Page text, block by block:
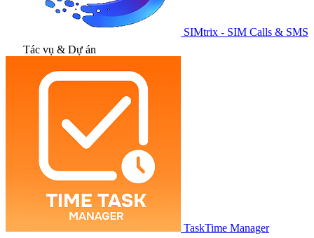
SIMtrix - SIM Calls & SMS
Tác vụ & Dự án
TaskTime Manager